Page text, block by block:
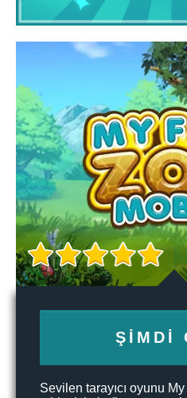
ŞIMDI
Sevilen tarayıcı oyunu